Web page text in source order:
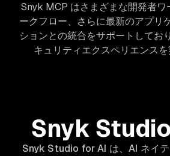
Snyk MCP はさまざまな開発者ワ
ークフロー、さらに最新のアプリ
ションとの統合をサポートしてお
キュリティエクスペリエンスを
Snyk
Snyk Studio for AI は、AI ネイ